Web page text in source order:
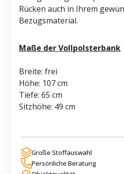
Rücken auch in Ihrem
Bezugsmaterial.
Maße der Vollpolsterbank
Breite: frei
Höhe: 107 cm
Tiefe: 65 cm
Sitzhöhe: 49 cm
Große Stoffauswahl
Persönliche Beratung